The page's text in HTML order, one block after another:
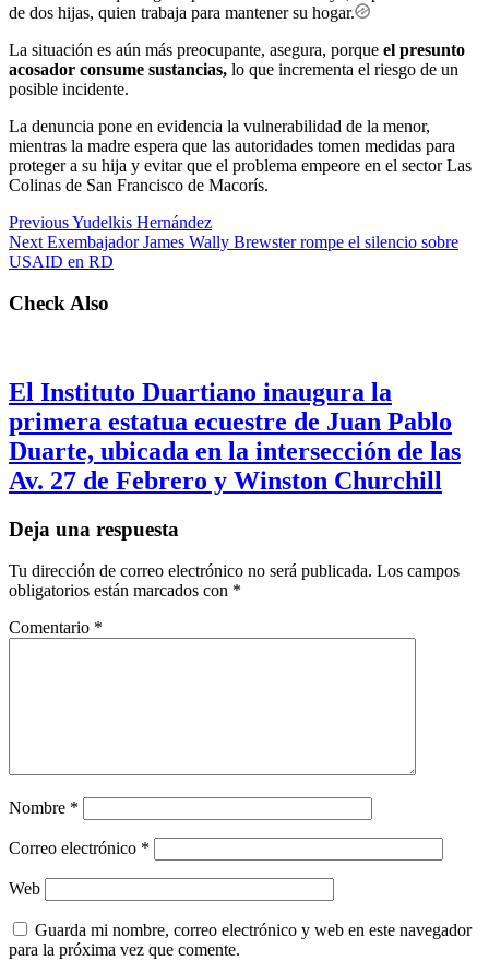
de dos hijas, quien trabaja para mantener su hogar.
La situación es aún más preocupante, asegura, porque el presunto
acosador consume sustancias, lo que incrementa el riesgo de un
posible incidente.
La denuncia pone en evidencia la vulnerabilidad de la menor,
mientras la madre espera que las autoridades tomen medidas para
proteger a su hija y evitar que el problema empeore en el sector Las
Colinas de San Francisco de Macorís.
PreviousYudelkis Hernández
Next Exembajador James Wally Brewster rompe el silencio sobre
USAID en RD
Check Also
El Instituto Duartiano inaugura la
primera estatua ecuestre de Juan Pablo
Duarte, ubicada en la intersección de las
Av. 27 de Febrero y Winston Churchill
Deja una respuesta
Tu dirección de correo electrónico no será publicada. Los campos
obligatorios están marcados con *
Comentario *
Nombre *
Correo electrónico *
Web
Guarda mi nombre, correo electrónico y web en este navegador
para la próxima vez que comente.